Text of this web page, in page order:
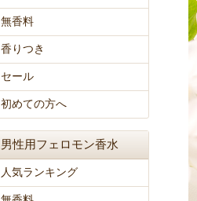
無香料
香りつき
セール
初めての方へ
男性用フェロモン香水
人気ランキング